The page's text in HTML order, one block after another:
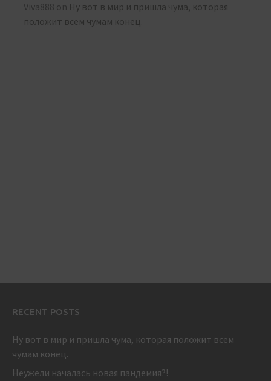
Viva888 on Ну вот в мир и пришла чума, которая
положит всем чумам конец.
RECENT POSTS
Ну вот в мир и пришла чума, которая положит всем
чумам конец.
Неужели началась новая пандемия?!